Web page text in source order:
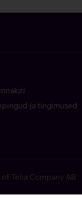
ja tingimused
Telia Company AB